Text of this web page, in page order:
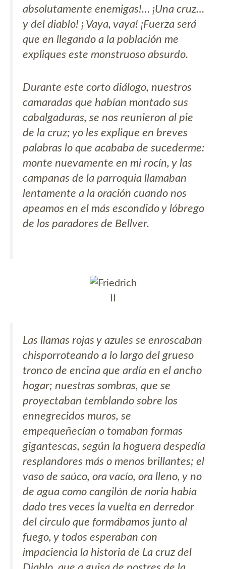
absolutamente enemigas!… ¡Una cruz…
y del diablo! ¡ Vaya, vaya! ¡Fuerza será
que en llegando a la población me
expliques este monstruoso absurdo.
Durante este corto diálogo, nuestros
camaradas que habían montado sus
cabalgaduras, se nos reunieron al pie
de la cruz; yo les explique en breves
palabras lo que acababa de sucederme:
monte nuevamente en mi rocín, y las
campanas de la parroquia llamaban
lentamente a la oración cuando nos
apeamos en el más escondido y lóbrego
de los paradores de Bellver.
Las llamas rojas y azules se enroscaban
chisporroteando a lo largo del grueso
tronco de encina que ardía en el ancho
hogar; nuestras sombras, que se
proyectaban temblando sobre los
ennegrecidos muros, se
empequeñecían o tomaban formas
gigantescas, según la hoguera despedía
resplandores más o menos brillantes; el
vaso de saúco, ora vacío, ora lleno, y no
de agua como cangilón de noria había
dado tres veces la vuelta en derredor
del circulo que formábamos junto al
fuego, y todos esperaban con
impaciencia la historia de La cruz del